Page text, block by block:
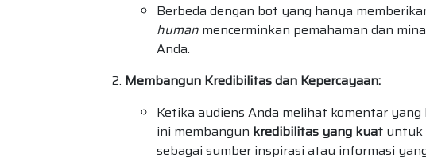
Berbeda dengan bot yang hanya
human mencerminkan pemahaman dan
Anda.
Membangun Kredibilitas dan Kepercayaan:
Ketika audiens Anda melihat komentar
ini membangun kredibilitas yang kuat untuk
sebagai sumber inspirasi atau informasi